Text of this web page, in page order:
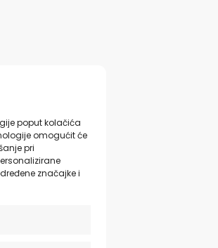
poput kolačića
omogućit će
pri
značajke i